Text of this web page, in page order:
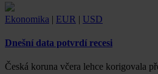
Ekonomika | EUR | USD
Dnešní data potvrdí recesi
Česká koruna včera lehce korigovala